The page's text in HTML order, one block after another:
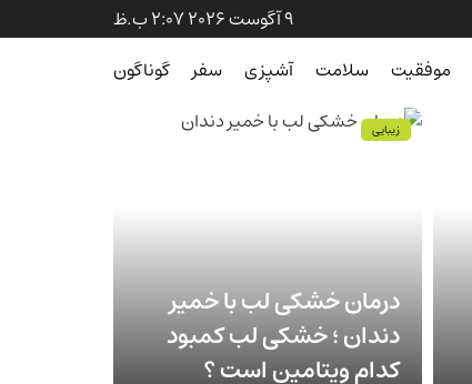
9 آگوست 2026 2:07 ب.ظ
موفقیت سلامت آشپزی سفر گوناگون
درمان خشکی لب با خمیر
دندان ؛ خشکی لب کمبود
کدام ویتامین است ؟
زیبایی